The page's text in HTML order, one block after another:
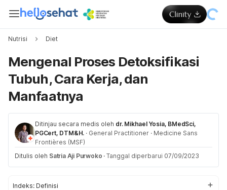
Nutrisi Diet
Mengenal Proses Detoksifikasi
Tubuh, Cara Kerja, dan
Manfaatnya
Ditinjau secara medis oleh dr. Mikhael Yosia, BMedSci,
PGCert, DTM&H. · General Practitioner · Medicine Sans
Frontières (MSF)
Ditulis oleh Satria Aji Purwoko · Tanggal diperbarui 07/09/2023
Indeks: Definisi